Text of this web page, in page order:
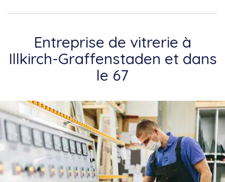
Entreprise de vitrerie à
Illkirch-Graffenstaden et dans
le 67